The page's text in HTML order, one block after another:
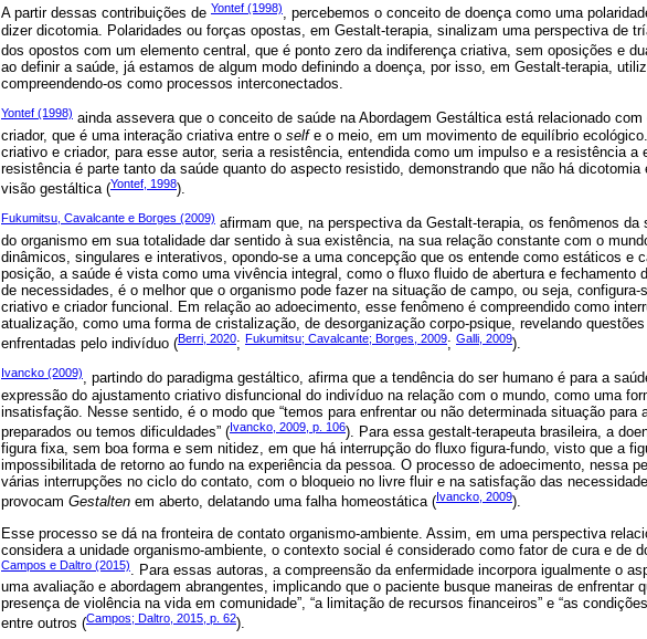
A partir dessas contribuições de Yontef (1998), percebemos o conceito de doença como uma
dizer dicotomia. Polaridades ou forças opostas, em Gestalt-terapia, sinalizam uma perspectiva de
dos opostos com um elemento central, que é ponto zero da indiferença criativa, sem oposições e
ao definir a saúde, já estamos de algum modo definindo a doença, por isso, em Gestalt-terapia,
compreendendo-os como processos interconectados.
Yontef (1998) ainda assevera que o conceito de saúde na Abordagem Gestáltica está relacionado
criador, que é uma interação criativa entre o selfe o meio, em um movimento de equilíbrio
criativo e criador, para esse autor, seria a resistência, entendida como um impulso e a resistência a
resistência é parte tanto da saúde quanto do aspecto resistido, demonstrando que não há dicotomia
visão gestáltica (Yontef, 1998).
Fukumitsu, Cavalcante e Borges (2009) afirmam que, na perspectiva da Gestalt-terapia, os fenômenos da
do organismo em sua totalidade dar sentido à sua existência, na sua relação constante com o
dinâmicos, singulares e interativos, opondo-se a uma concepção que os entende como estáticos e
posição, a saúde é vista como uma vivência integral, como o fluxo fluido de abertura e fechamento
de necessidades, é o melhor que o organismo pode fazer na situação de campo, ou seja,
criativo e criador funcional. Em relação ao adoecimento, esse fenômeno é compreendido como
atualização, como uma forma de cristalização, de desorganização corpo-psique, revelando
enfrentadas pelo indivíduo (Berri, 2020; Fukumitsu; Cavalcante; Borges, 2009; Galli, 2009).
Ivancko (2009), partindo do paradigma gestáltico, afirma que a tendência do ser humano é para a
expressão do ajustamento criativo disfuncional do indivíduo na relação com o mundo, como uma
insatisfação. Nesse sentido, é o modo que “temos para enfrentar ou não determinada situação para
preparados ou temos dificuldades” (Ivancko, 2009, p. 106). Para essa gestalt-terapeuta brasileira, a
figura fixa, sem boa forma e sem nitidez, em que há interrupção do fluxo figura-fundo, visto que a
impossibilitada de retorno ao fundo na experiência da pessoa. O processo de adoecimento, nessa
várias interrupções no ciclo do contato, com o bloqueio no livre fluir e na satisfação das
provocam Gestalten em aberto, delatando uma falha homeostática (Ivancko, 2009).
Esse processo se dá na fronteira de contato organismo-ambiente. Assim, em uma perspectiva
considera a unidade organismo-ambiente, o contexto social é considerado como fator de cura e de
Campos e Daltro (2015)
. Para essas autoras, a compreensão da enfermidade incorpora igualmente o
uma avaliação e abordagem abrangentes, implicando que o paciente busque maneiras de enfrentar
presença de violência na vida em comunidade”, “a limitação de recursos financeiros” e “as
entre outros (Campos; Daltro, 2015, p. 62).